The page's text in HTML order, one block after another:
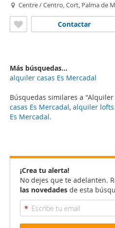
Búsquedas similares a "Alquiler
casas Es Mercadal, alquiler lofts
Es Mercadal.
Centre / Centro, Cort, Palma de
Contactar
Más búsquedas...
alquiler casas Es Mercadal
¡Crea tu alerta!
No dejes que te adelanten.
las novedades de esta